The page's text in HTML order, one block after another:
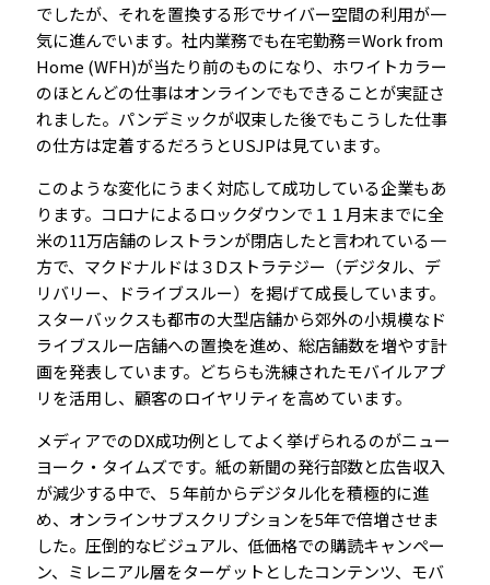
でしたが、それを置換する形でサイバー空間の利用が一
気に進んでいます。社内業務でも在宅勤務＝Work from
Home (WFH)が当たり前のものになり、ホワイトカラー
のほとんどの仕事はオンラインでもできることが実証さ
れました。パンデミックが収束した後でもこうした仕事
の仕方は定着するだろうとUSJPは見ています。
このような変化にうまく対応して成功している企業もあ
ります。コロナによるロックダウンで１１月末までに全
米の11万店舗のレストランが閉店したと言われている一
方で、マクドナルドは３Dストラテジー（デジタル、デ
リバリー、ドライブスルー）を掲げて成長しています。
スターバックスも都市の大型店舗から郊外の小規模なド
ライブスルー店舗への置換を進め、総店舗数を増やす計
画を発表しています。どちらも洗練されたモバイルアプ
リを活用し、顧客のロイヤリティを高めています。
メディアでのDX成功例としてよく挙げられるのがニュー
ヨーク・タイムズです。紙の新聞の発行部数と広告収入
が減少する中で、５年前からデジタル化を積極的に進
め、オンラインサブスクリプションを5年で倍増させま
した。圧倒的なビジュアル、低価格での購読キャンペー
ン、ミレニアル層をターゲットとしたコンテンツ、モバ